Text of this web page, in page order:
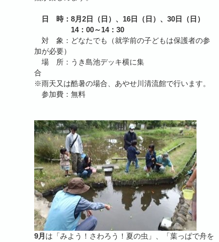
日 時：8月2日（日）、16日（日）、30日（日）
14：00～14：30
対 象：どなたでも（就学前の子どもは保護者の参
加が必要）
場 所：うき島池デッキ横に集
合
※雨天又は酷暑の場合、あやせ川清流館で行います。
参加費：無料
9月 は「みよう！さわろう！夏の虫」、「葉っぱで舟を